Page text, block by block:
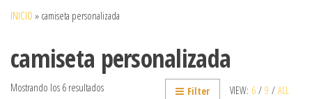
INICIO » camiseta personalizada
camiseta personalizada
VIEW: 6 / 9 / ALL
Filter
Mostrando los 6 resultados